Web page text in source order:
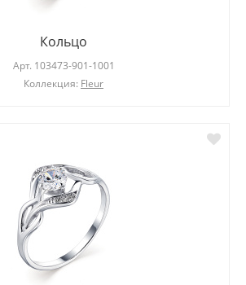
Кольцо
Арт. 103473-901-1001
Коллекция: Fleur